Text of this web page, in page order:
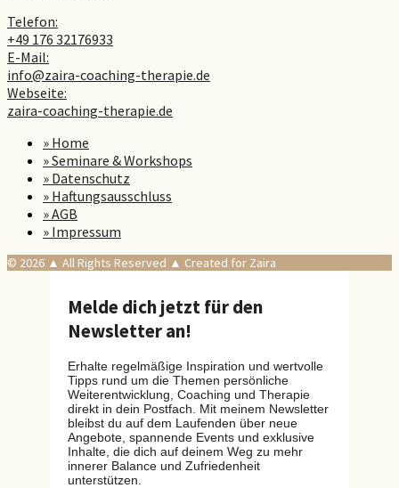
Telefon:
+49 176 32176933
E-Mail:
info@zaira-coaching-therapie.de
Webseite:
zaira-coaching-therapie.de
» Home
» Seminare & Workshops
» Datenschutz
» Haftungsausschluss
» AGB
» Impressum
© 2026 ▲ All Rights Reserved ▲ Created for Zaira
Melde dich jetzt für den
Newsletter an!
Erhalte regelmäßige Inspiration und wertvolle
Tipps rund um die Themen persönliche
Weiterentwicklung, Coaching und Therapie
direkt in dein Postfach. Mit meinem Newsletter
bleibst du auf dem Laufenden über neue
Angebote, spannende Events und exklusive
Inhalte, die dich auf deinem Weg zu mehr
innerer Balance und Zufriedenheit
unterstützen.